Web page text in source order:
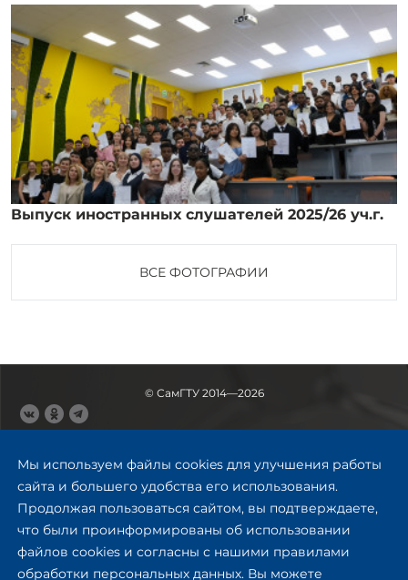
Выпуск иностранных слушателей 2025/26 уч.г.
ВСЕ ФОТОГРАФИИ
Мы используем файлы cookies для улучшения работы
сайта и большего удобства его использования.
Продолжая пользоваться сайтом, вы подтверждаете,
что были проинформированы об использовании
файлов cookies и согласны с нашими правилами
обработки персональных данных. Вы можете
© СамГТУ 2014—2026
443100, Самара
Ул. Молодогвардейская, 244,
главный корпус
8 (846) 278-43-11
rector@samgtu.ru